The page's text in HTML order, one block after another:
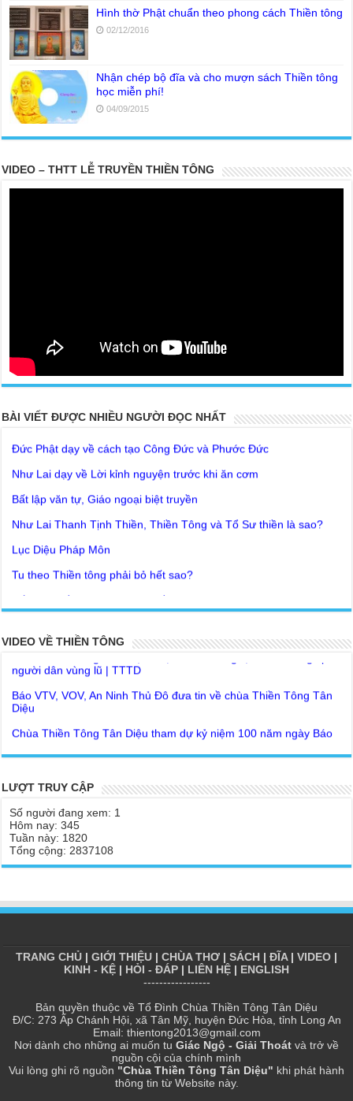
Hình thờ Phật chuẩn theo phong cách Thiền tông
02/12/2016
Nhận chép bộ đĩa và cho mượn sách Thiền tông
học miễn phí!
04/09/2015
VIDEO – THTT LỄ TRUYỀN THIỀN TÔNG
BÀI VIẾT ĐƯỢC NHIỀU NGƯỜI ĐỌC NHẤT
Lời khuyên của Trưởng Ban dành cho người tu Giác Ngộ & Giải
thoát
Người nhận ra Phật Tánh được diễn tả trạng thái ra làm sao?
Bất lập văn tự, Giáo ngoại biệt truyền
Như Lai Thanh Tịnh Thiền, Thiền Tông và Tổ Sư thiền là sao?
Lục Diệu Pháp Môn
Tu theo Thiền tông phải bỏ hết sao?
Yếu chỉ Thiền tông, Bí mật Thiền tông là sao?
Đức Phật Hoàng Trần Nhân Tông dạy con trong buổi lễ truyền
ngôi vua
Tinh thần Thiền tông
VIDEO VỀ THIỀN TÔNG
Khoa học bế tắc về tìm nguồn gốc sự sống con người. Thầy
là nơi công bố Thiền Tông ? | TTTD
Chùa Thiền Tông Tân Diệu góp phần giúp đỡ Nhân dân Cuba |
phỏng vấn trực tiếp
Chùa Thiền Tông Tân Diệu - Phóng sự "Gieo duyên giữa mùa lũ"
Chùa Thiền Tông Tân Diệu được Báo Đài Nghệ An đưa tin giúp
Báo VTV, VOV, An Ninh Thủ Đô đưa tin về chùa Thiền Tông Tân
Diệu
Chùa Thiền Tông Tân Diệu tham dự kỷ niệm 100 năm ngày Báo
chí Việt Nam
Giải đáp Thiền tông P17 - Tu Tịnh độ có giải thoát không? Con
người đầu tiên? | TTTD
trong bảo tồn và phát huy di sản văn hóa phi vật thể
ngắn | TTTD
Chùa Thiền Tông Tân Diệu thiết thực hưởng ứng tháng nhân đạo
2025 - Báo Đời Sống Pháp Luật
Phóng sự Nét đẹp về chùa Thiền Tông Tân Diệu - Truyền hình
Chùa Thiền Tông Tân Diệu được Đài VTV9 làm phóng sự vinh
danh | TTTD
| TTTD
Phóng sự Hà Tĩnh về chùa Thiền Tông Tân Diệu phối hợp cùng
Hội Chữ Thập Đỏ TP. Hà Nội | TTTD
Bất ngờ 10 năm sau quay lại chùa Thiền Tông Tân Diệu và cái
kết không ngờ ... | TTTD
LƯỢT TRUY CẬP
Số người đang xem: 1
Hôm nay: 345
Tuần này: 1820
Tổng cộng: 2837108
TRANG CHỦ | GIỚI THIỆU | CHÙA THƠ | SÁCH | ĐĨA| VIDEO |
KINH - KỆ | HỎI - ĐÁP | LIÊN HỆ | ENGLISH
-----------------
Bản quyền thuộc về Tổ Đình Chùa Thiền Tông Tân Diệu
Đ/C: 273 Ấp Chánh Hội, xã Tân Mỹ, huyện Đức Hòa, tỉnh Long An
Email: thientong2013@gmail.com
Nơi dành cho những ai muốn tu Giác Ngộ - Giải Thoát và trở về
nguồn cội của chính mình
Vui lòng ghi rõ nguồn "Chùa Thiền Tông Tân Diệu" khi phát hành
thông tin từ Website này.